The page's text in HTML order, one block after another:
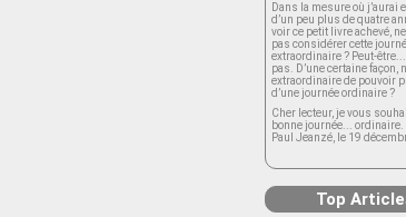
Dans la mesure où j’aurai
d’un peu plus de quatre
voir ce petit livre achevé,
pas considérer cette
extraordinaire ? Peut-
pas. D’une certaine façon,
extraordinaire de pouvoir
d’une journée ordinaire ?
Cher lecteur, je vous
bonne journée... ordinaire.
Paul Jeanzé, le 19
Top